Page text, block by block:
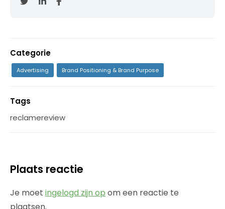
Categorie
Advertising Brand Positioning & Brand Purpose
Tags
reclamereview
Plaats reactie
Je moet ingelogd zijn op om een reactie te